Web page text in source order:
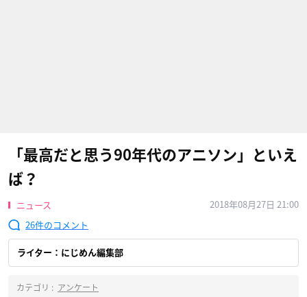
「最高だと思う90年代のアニソン」といえ
ば？
ニュース
2018年08月27日 21:00
26
ライター：にじめん編集部
カテゴリ : アンケート